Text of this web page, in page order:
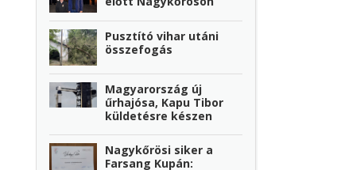
Pusztító vihar utáni
összefogás
Magyarország új
űrhajósa, Kapu Tibor
küldetésre készen
Nagykőrösi siker a
Farsang Kupán: